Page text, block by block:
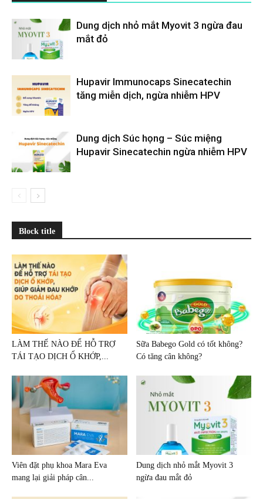
Dung dịch nhỏ mắt Myovit 3 ngừa đau
mắt đỏ
Hupavir Immunocaps Sinecatechin
tăng miễn dịch, ngừa nhiễm HPV
Dung dịch Súc họng – Súc miệng
Hupavir Sinecatechin ngừa nhiễm HPV
Block title
LÀM THẾ NÀO ĐỂ HỖ TRỢ
TÁI TẠO DỊCH Ổ KHỚP,...
Sữa Babego Gold có tốt không?
Có tăng cân không?
Viên đặt phụ khoa Mara Eva
mang lại giải pháp cân...
Dung dịch nhỏ mắt Myovit 3
ngừa đau mắt đỏ